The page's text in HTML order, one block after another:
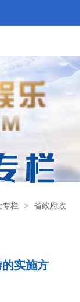
-九游游戏
专栏 >
省政府政
的实施方